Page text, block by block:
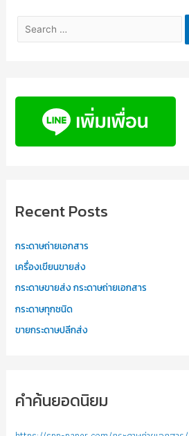
Recent Posts
กระดาษถ่ายเอกสาร
เครื่องเขียนขายส่ง
กระดาษขายส่ง กระดาษถ่ายเอกสาร
กระดาษทุกชนิด
ขายกระดาษปลีกส่ง
คำค้นยอดนิยม